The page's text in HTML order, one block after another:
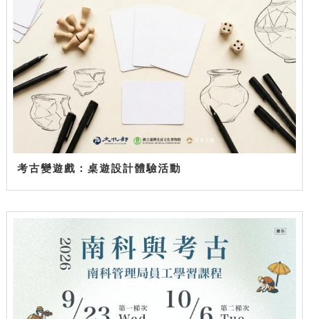
考古變遊戲：桌遊設計體驗活動